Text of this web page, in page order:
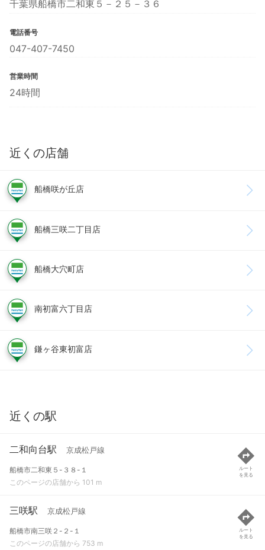
千葉県船橋市二和東５－２５－３６
電話番号
047-407-7450
営業時間
24時間
近くの店舗
船橋咲が丘店
船橋三咲二丁目店
船橋大穴町店
南初富六丁目店
鎌ヶ谷東初富店
近くの駅
二和向台駅 京成松戸線
船橋市二和東５-３８-１
このページの店舗から 101 m
ルート
を見る
三咲駅 京成松戸線
船橋市南三咲２-２-１
このページの店舗から 753 m
ルート
を見る